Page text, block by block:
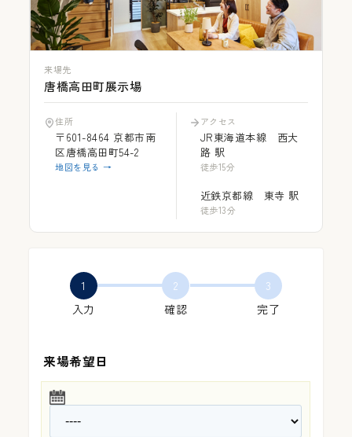
施工事例
会社概要
お知らせ
お問い合わせ
来場先
唐橋高田町展示場
住所
〒601-8464 京都市南
区唐橋高田町54-2
地図を見る →
アクセス
JR東海道本線 西大
路 駅
徒歩15分
近鉄京都線 東寺 駅
徒歩13分
1
入力
2
確認
3
完了
来場希望日